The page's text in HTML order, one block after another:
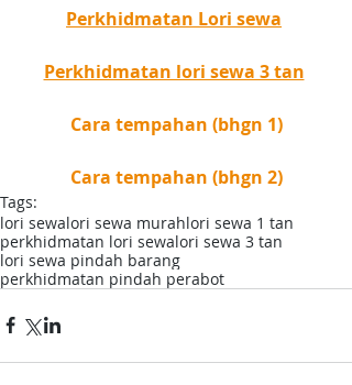
Perkhidmatan Lori sewa
Perkhidmatan lori sewa 3 tan
Cara tempahan (bhgn 1)
Cara tempahan (bhgn 2)
Tags:
lori sewalori sewa murahlori sewa 1 tan
perkhidmatan lori sewalori sewa 3 tan
lori sewa pindah barang
perkhidmatan pindah perabot